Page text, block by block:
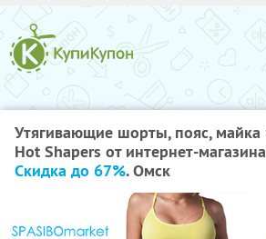
Утягивающие шорты, пояс, майка
Hot Shapers от интернет-
Скидка до 67%. Омск